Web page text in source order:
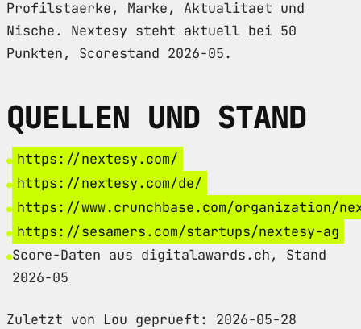
Profilstaerke, Marke, Aktualitaet und
Nische. Nextesy steht aktuell bei 50
Punkten, Scorestand 2026-05.
QUELLEN UND STAND
https://nextesy.com/
https://nextesy.com/de/
https://www.crunchbase.com/organization/
https://sesamers.com/startups/nextesy-ag
Score-Daten aus digitalawards.ch, Stand
2026-05
Zuletzt von Lou geprueft: 2026-05-28